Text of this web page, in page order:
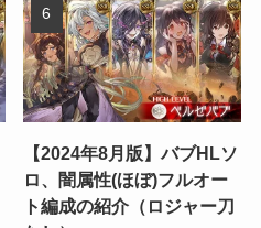
【2024年8月版】バブHLソ
ロ、闇属性(ほぼ)フルオー
ト編成の紹介（ロジャー刀